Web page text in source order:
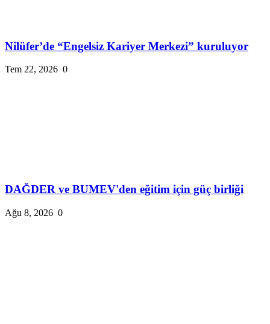
Nilüfer’de “Engelsiz Kariyer Merkezi” kuruluyor
Tem 22, 2026 0
DAĞDER ve BUMEV'den eğitim için güç birliği
Ağu 8, 2026 0